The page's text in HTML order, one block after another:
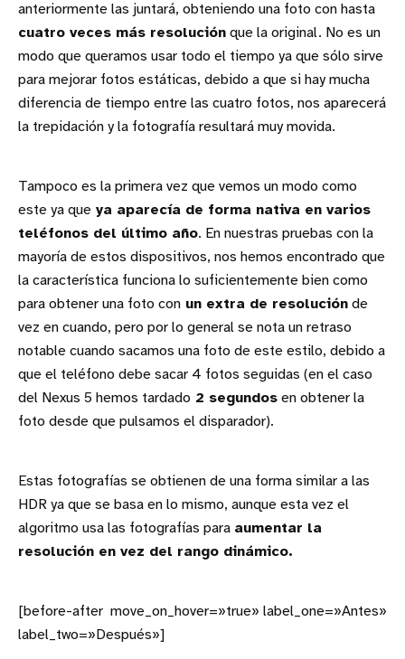
anteriormente las juntará, obteniendo una foto con hasta
cuatro veces más resolución que la original. No es un
modo que queramos usar todo el tiempo ya que sólo sirve
para mejorar fotos estáticas, debido a que si hay mucha
diferencia de tiempo entre las cuatro fotos, nos aparecerá
la trepidación y la fotografía resultará muy movida.
Tampoco es la primera vez que vemos un modo como
este ya que ya aparecía de forma nativa en varios
teléfonos del último año. En nuestras pruebas con la
mayoría de estos dispositivos, nos hemos encontrado que
la característica funciona lo suficientemente bien como
para obtener una foto con un extra de resolución de
vez en cuando, pero por lo general se nota un retraso
notable cuando sacamos una foto de este estilo, debido a
que el teléfono debe sacar 4 fotos seguidas (en el caso
del Nexus 5 hemos tardado 2 segundos en obtener la
foto desde que pulsamos el disparador).
Estas fotografías se obtienen de una forma similar a las
HDR ya que se basa en lo mismo, aunque esta vez el
algoritmo usa las fotografías para aumentar la
resolución en vez del rango dinámico.
[before-after move_on_hover=»true» label_one=»Antes»
label_two=»Después»]